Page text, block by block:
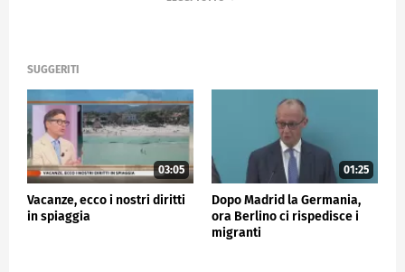
SUGGERITI
03:05
Vacanze, ecco i nostri diritti
in spiaggia
01:25
Dopo Madrid la Germania,
ora Berlino ci rispedisce i
migranti